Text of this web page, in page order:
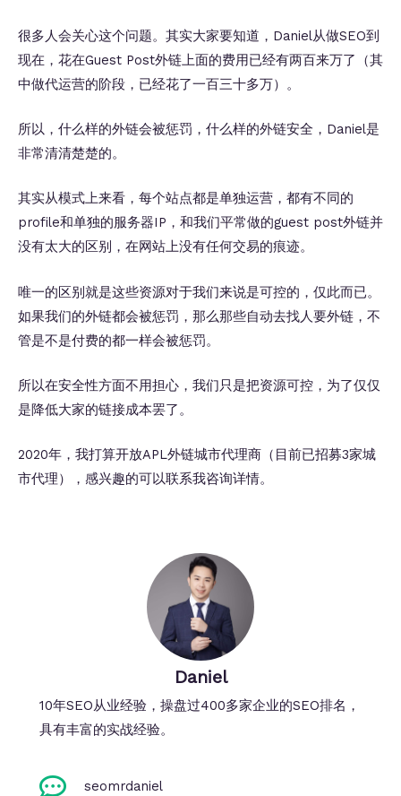
很多人会关心这个问题。其实大家要知道，Daniel从做SEO到
现在，花在Guest Post外链上面的费用已经有两百来万了（其
中做代运营的阶段，已经花了一百三十多万）。
所以，什么样的外链会被惩罚，什么样的外链安全，Daniel是
非常清清楚楚的。
其实从模式上来看，每个站点都是单独运营，都有不同的
profile和单独的服务器IP，和我们平常做的guest post外链并
没有太大的区别，在网站上没有任何交易的痕迹。
唯一的区别就是这些资源对于我们来说是可控的，仅此而已。
如果我们的外链都会被惩罚，那么那些自动去找人要外链，不
管是不是付费的都一样会被惩罚。
所以在安全性方面不用担心，我们只是把资源可控，为了仅仅
是降低大家的链接成本罢了。
2020年，我打算开放APL外链城市代理商（目前已招募3家城
市代理），感兴趣的可以联系我咨询详情。
Daniel
10年SEO从业经验，操盘过400多家企业的SEO排名，
具有丰富的实战经验。
seomrdaniel